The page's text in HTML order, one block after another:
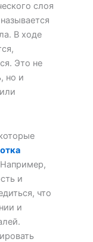
слоя
В ходе
Это не
но и
и
что
и